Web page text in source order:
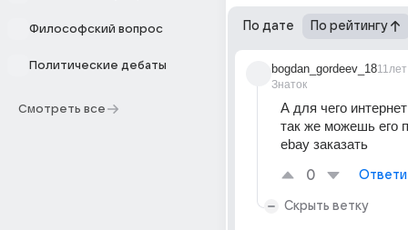
Философский вопрос
Политические дебаты
Смотреть все
По дате По рейтингу
bogdan_gordeev_18
Знаток
11лет
А для чего
так же можешь его
ebay заказать
0
Скрыть ветку